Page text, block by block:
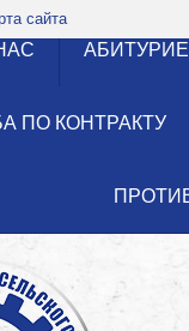
сайта
ПО КОНТРАКТУ